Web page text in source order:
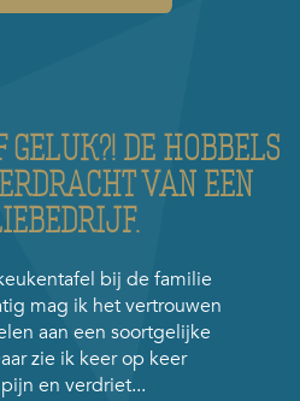
DE HOBBELS
VAN EEN
bij de familie
mag ik het vertrouwen
aan een soortgelijke
zie ik keer op keer
en verdriet...